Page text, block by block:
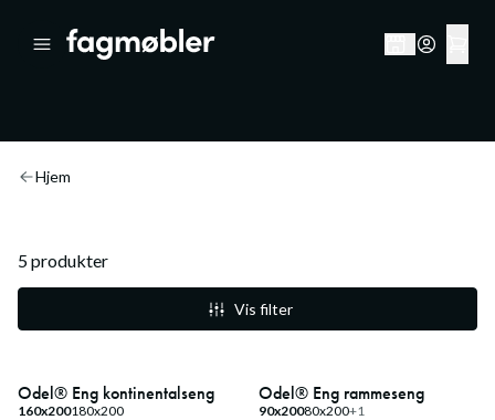
Hjem ODEL Eng
5produkter
Vis filter
Kupp
60%
Odel® Eng kontinentalseng
160x200180x200
Fast lavpris
Odel® Eng rammeseng
90x20080x200+1